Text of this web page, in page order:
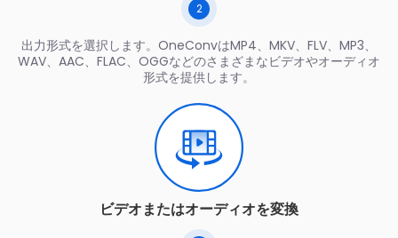
2
出力形式を選択します。OneConvはMP4、MKV、FLV、MP3、
WAV、AAC、FLAC、OGGなどのさまざまなビデオやオーディオ
形式を提供します。
ビデオまたはオーディオを変換